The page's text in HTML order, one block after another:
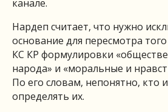
канале.
Нардеп считает, что нужно
основание для пересмотра
КС КР формулировки
народа» и «моральные и
По его словам, непонятно, кто
определять их.